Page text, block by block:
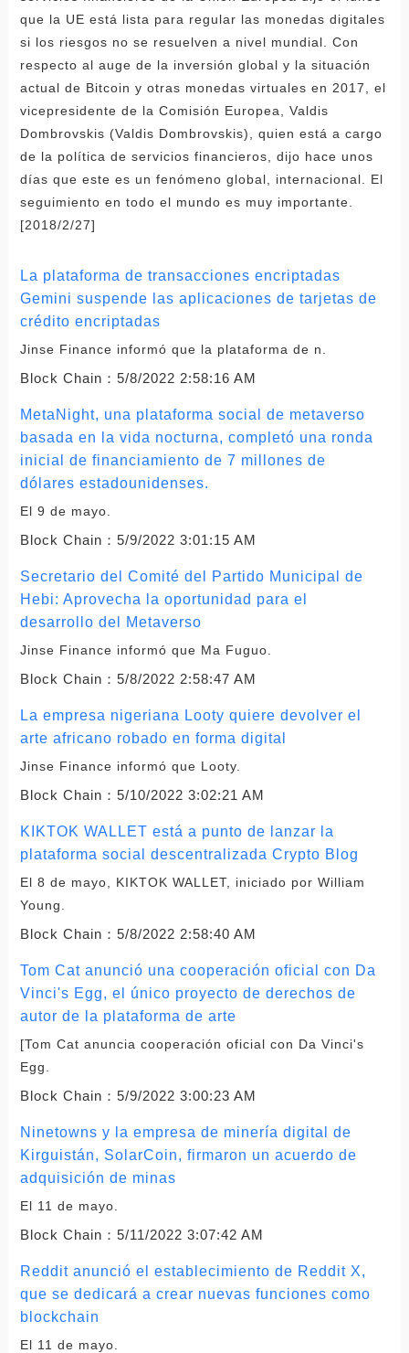
que la UE está lista para regular las monedas digitales
si los riesgos no se resuelven a nivel mundial. Con
respecto al auge de la inversión global y la situación
actual de Bitcoin y otras monedas virtuales en 2017, el
vicepresidente de la Comisión Europea, Valdis
Dombrovskis (Valdis Dombrovskis), quien está a cargo
de la política de servicios financieros, dijo hace unos
días que este es un fenómeno global, internacional. El
seguimiento en todo el mundo es muy importante.
[2018/2/27]
La plataforma de transacciones encriptadas
Gemini suspende las aplicaciones de tarjetas de
crédito encriptadas
Jinse Finance informó que la plataforma de n.
Block Chain： 5/8/2022 2:58:16 AM
MetaNight, una plataforma social de metaverso
basada en la vida nocturna, completó una ronda
inicial de financiamiento de 7 millones de
dólares estadounidenses.
El 9 de mayo.
Block Chain： 5/9/2022 3:01:15 AM
Secretario del Comité del Partido Municipal de
Hebi: Aprovecha la oportunidad para el
desarrollo del Metaverso
Jinse Finance informó que Ma Fuguo.
Block Chain： 5/8/2022 2:58:47 AM
La empresa nigeriana Looty quiere devolver el
arte africano robado en forma digital
Jinse Finance informó que Looty.
Block Chain： 5/10/2022 3:02:21 AM
KIKTOK WALLET está a punto de lanzar la
plataforma social descentralizada Crypto Blog
El 8 de mayo, KIKTOK WALLET, iniciado por William
Young.
Block Chain： 5/8/2022 2:58:40 AM
Tom Cat anunció una cooperación oficial con Da
Vinci's Egg, el único proyecto de derechos de
autor de la plataforma de arte
[Tom Cat anuncia cooperación oficial con Da Vinci's
Egg.
Block Chain： 5/9/2022 3:00:23 AM
Ninetowns y la empresa de minería digital de
Kirguistán, SolarCoin, firmaron un acuerdo de
adquisición de minas
El 11 de mayo.
Block Chain： 5/11/2022 3:07:42 AM
Reddit anunció el establecimiento de Reddit X,
que se dedicará a crear nuevas funciones como
blockchain
El 11 de mayo.